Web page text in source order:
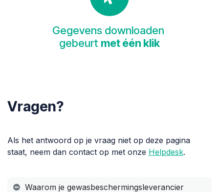
Gegevens downloaden
gebeurt met één klik
Vragen?
Als het antwoord op je vraag niet op deze pagina
staat, neem dan contact op met onze Helpdesk.
Waarom je gewasbeschermingsleverancier